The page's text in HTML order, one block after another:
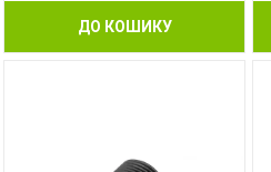
ДО КОШИКУ